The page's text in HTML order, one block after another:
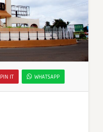
PIN IT WHATSAPP